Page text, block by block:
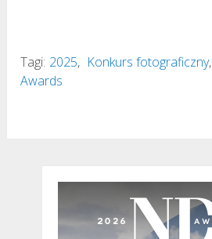
Tagi: 2025, Konkurs fotograficzny,
Awards